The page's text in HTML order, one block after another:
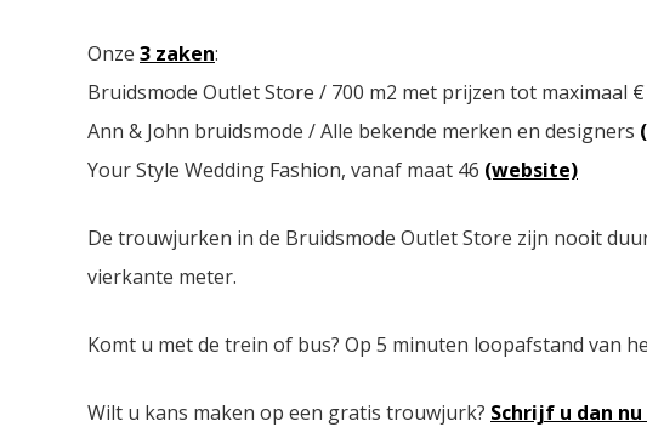
Onze 3 zaken:
Bruidsmode Outlet Store / 700 m2 met prijzen tot maximaal €
Ann & John bruidsmode / Alle bekende merken en designers
Your Style Wedding Fashion, vanaf maat 46 (website)
De trouwjurken in de Bruidsmode Outlet Store zijn nooit
vierkante meter.
Komt u met de trein of bus? Op 5 minuten loopafstand van
Wilt u kans maken op een gratis trouwjurk? Schrijf u dan nu